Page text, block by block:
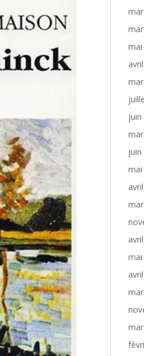
mai
juin
juin
mai
mai